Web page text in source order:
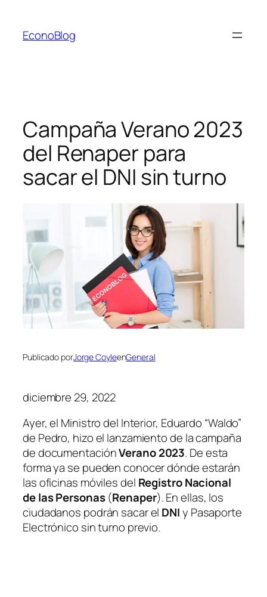
contenido
EconoBlog
Campaña Verano 2023
del Renaper para
sacar el DNI sin turno
Publicado porJorge CoyleenGeneral
diciembre 29, 2022
Ayer, el Ministro del Interior, Eduardo “Waldo”
de Pedro, hizo el lanzamiento de la campaña
de documentaciónVerano 2023. De esta
forma ya se pueden conocer dónde estarán
las oficinas móviles del Registro Nacional
de las Personas (Renaper). En ellas, los
ciudadanos podrán sacar el DNIy Pasaporte
Electrónico sin turno previo.